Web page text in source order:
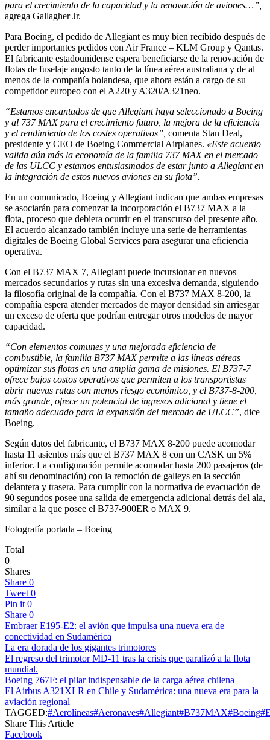
para el crecimiento de la capacidad y la renovación de aviones…”,
agrega Gallagher Jr.
Para Boeing, el pedido de Allegiant es muy bien recibido después de
perder importantes pedidos con Air France – KLM Group y Qantas.
El fabricante estadounidense espera beneficiarse de la renovación de
flotas de fuselaje angosto tanto de la línea aérea australiana y de al
menos de la compañía holandesa, que ahora están a cargo de su
competidor europeo con el A220 y A320/A321neo.
“Estamos encantados de que Allegiant haya seleccionado a Boeing
y al 737 MAX para el crecimiento futuro, la mejora de la eficiencia
y el rendimiento de los costes operativos”, comenta Stan Deal,
presidente y CEO de Boeing Commercial Airplanes. «Este acuerdo
valida aún más la economía de la familia 737 MAX en el mercado
de las ULCC y estamos entusiasmados de estar junto a Allegiant en
la integración de estos nuevos aviones en su flota”.
En un comunicado, Boeing y Allegiant indican que ambas empresas
se asociarán para comenzar la incorporación el B737 MAX a la
flota, proceso que debiera ocurrir en el transcurso del presente año.
El acuerdo alcanzado también incluye una serie de herramientas
digitales de Boeing Global Services para asegurar una eficiencia
operativa.
Con el B737 MAX 7, Allegiant puede incursionar en nuevos
mercados secundarios y rutas sin una excesiva demanda, siguiendo
la filosofía original de la compañía. Con el B737 MAX 8-200, la
compañía espera atender mercados de mayor densidad sin arriesgar
un exceso de oferta que podrían entregar otros modelos de mayor
capacidad.
“Con elementos comunes y una mejorada eficiencia de
combustible, la familia B737 MAX permite a las líneas aéreas
optimizar sus flotas en una amplia gama de misiones. El B737-7
ofrece bajos costos operativos que permiten a los transportistas
abrir nuevas rutas con menos riesgo económico, y el B737-8-200,
más grande, ofrece un potencial de ingresos adicional y tiene el
tamaño adecuado para la expansión del mercado de ULCC”, dice
Boeing.
Según datos del fabricante, el B737 MAX 8-200 puede acomodar
hasta 11 asientos más que el B737 MAX 8 con un CASK un 5%
inferior. La configuración permite acomodar hasta 200 pasajeros (de
ahí su denominación) con la remoción de galleys en la sección
delantera y trasera. Para cumplir con la normativa de evacuación de
90 segundos posee una salida de emergencia adicional detrás del ala,
similar a la que posee el B737-900ER o MAX 9.
Fotografía portada – Boeing
Total
0
Shares
Share 0
Tweet 0
Pin it 0
Share 0
Embraer E195-E2: el avión que impulsa una nueva era de
conectividad en Sudamérica
La era dorada de los gigantes trimotores
El regreso del trimotor MD-11 tras la crisis que paralizó a la flota
mundial.
Boeing 767F: el pilar indispensable de la carga aérea chilena
El Airbus A321XLR en Chile y Sudamérica: una nueva era para la
aviación regional
TAGGED:#Aerolíneas#Aeronaves#Allegiant#B737MAX#Boeing
Share This Article
Facebook